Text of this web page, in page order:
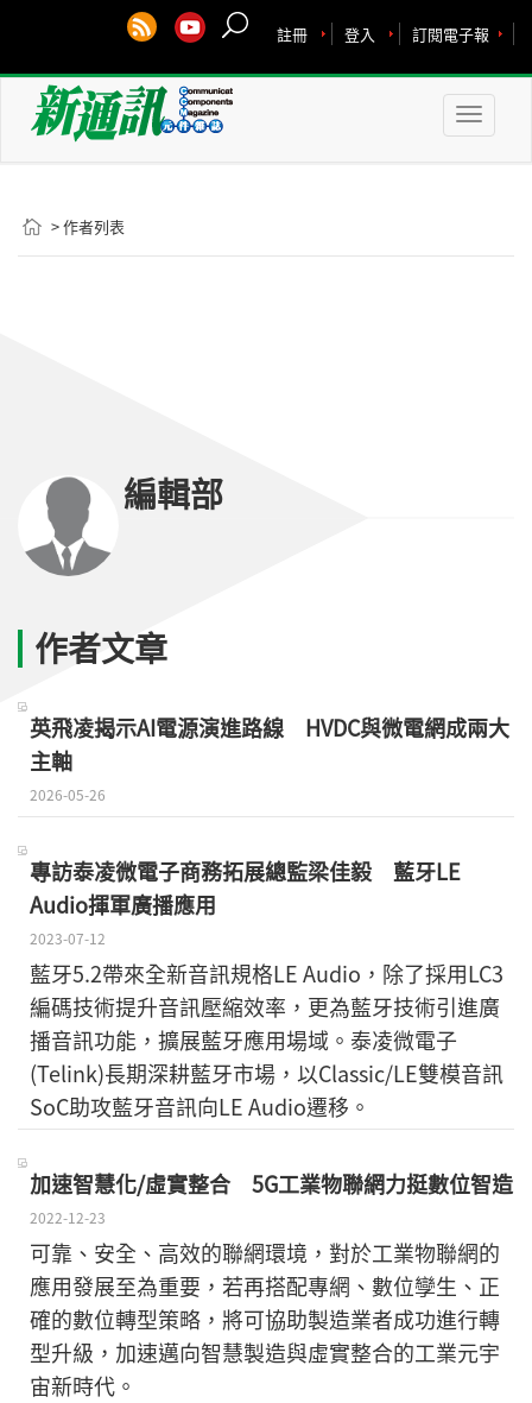
訂閱電子報
登入
註冊
Toggle
> 作者列表
編輯部
作者文章
英飛凌揭示AI電源演進路線 HVDC與微電網成兩大
主軸
2026-05-26
專訪泰凌微電子商務拓展總監梁佳毅 藍牙LE
Audio揮軍廣播應用
2023-07-12
藍牙5.2帶來全新音訊規格LE Audio，除了採用LC3
編碼技術提升音訊壓縮效率，更為藍牙技術引進廣
播音訊功能，擴展藍牙應用場域。泰凌微電子
(Telink)長期深耕藍牙市場，以Classic/LE雙模音訊
SoC助攻藍牙音訊向LE Audio遷移。
加速智慧化/虛實整合 5G工業物聯網力挺數位智造
2022-12-23
可靠、安全、高效的聯網環境，對於工業物聯網的
應用發展至為重要，若再搭配專網、數位孿生、正
確的數位轉型策略，將可協助製造業者成功進行轉
型升級，加速邁向智慧製造與虛實整合的工業元宇
宙新時代。